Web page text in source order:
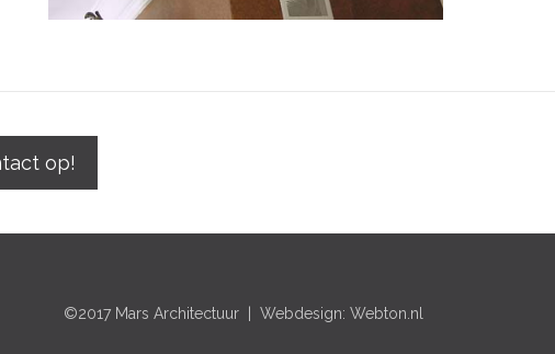
op!
©2017 Mars Architectuur | Webdesign: Webton.nl